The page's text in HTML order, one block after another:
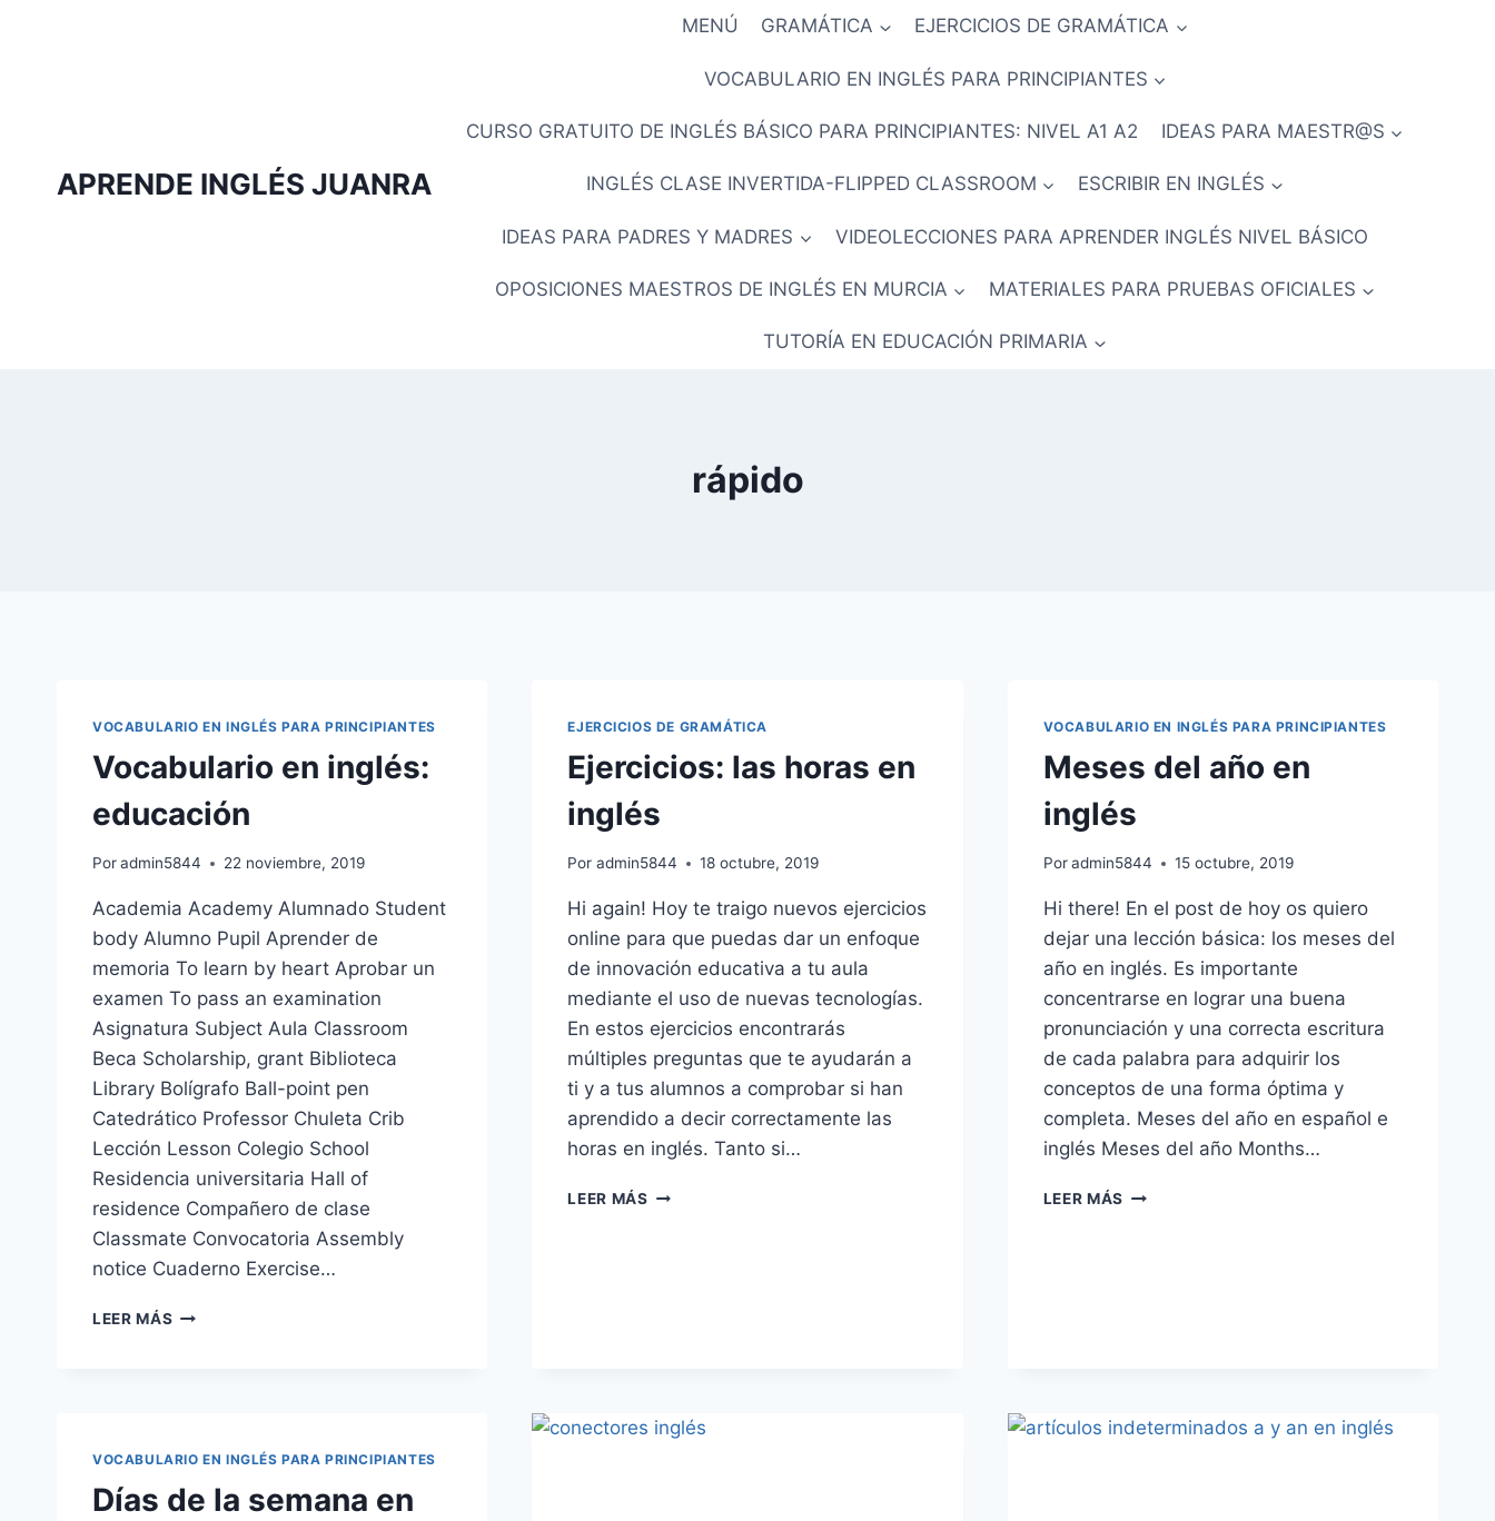
APRENDE INGLÉS JUANRA
MENÚ GRAMÁTICA EJERCICIOS DE GRAMÁTICA
VOCABULARIO EN INGLÉS PARA PRINCIPIANTES
CURSO GRATUITO DE INGLÉS BÁSICO PARA PRINCIPIANTES: NIVEL A1 A2 IDEAS PARA MAESTR@S
INGLÉS CLASE INVERTIDA-FLIPPED CLASSROOM ESCRIBIR EN INGLÉS
IDEAS PARA PADRES Y MADRES VIDEOLECCIONES PARA APRENDER INGLÉS NIVEL BÁSICO
OPOSICIONES MAESTROS DE INGLÉS EN MURCIA MATERIALES PARA PRUEBAS OFICIALES
TUTORÍA EN EDUCACIÓN PRIMARIA
rápido
VOCABULARIO EN INGLÉS PARA PRINCIPIANTES
Vocabulario en inglés:
educación
Poradmin5844 22 noviembre, 2019
Academia Academy Alumnado Student
body Alumno Pupil Aprender de
memoria To learn by heart Aprobar un
examen To pass an examination
Asignatura Subject Aula Classroom
Beca Scholarship, grant Biblioteca
Library Bolígrafo Ball-point pen
Catedrático Professor Chuleta Crib
Lección Lesson Colegio School
Residencia universitaria Hall of
residence Compañero de clase
Classmate Convocatoria Assembly
notice Cuaderno Exercise…
LEER MÁS VOCABULARIO
EJERCICIOS DE GRAMÁTICA
Ejercicios: las horas en
inglés
Por admin5844 18 octubre, 2019
Hi again! Hoy te traigo nuevos ejercicios
online para que puedas dar un enfoque
de innovación educativa a tu aula
mediante el uso de nuevas tecnologías.
En estos ejercicios encontrarás
múltiples preguntas que te ayudarán a
ti y a tus alumnos a comprobar si han
aprendido a decir correctamente las
horas en inglés. Tanto si…
LEER MÁS EJERCICIOS:
VOCABULARIO EN INGLÉS PARA PRINCIPIANTES
Meses del año en
inglés
Por admin5844 15 octubre, 2019
Hi there! En el post de hoy os quiero
dejar una lección básica: los meses del
año en inglés. Es importante
concentrarse en lograr una buena
pronunciación y una correcta escritura
de cada palabra para adquirir los
conceptos de una forma óptima y
completa. Meses del año en español e
inglés Meses del año Months…
LEER MÁS MESES
VOCABULARIO EN INGLÉS PARA PRINCIPIANTES
Días de la semana en